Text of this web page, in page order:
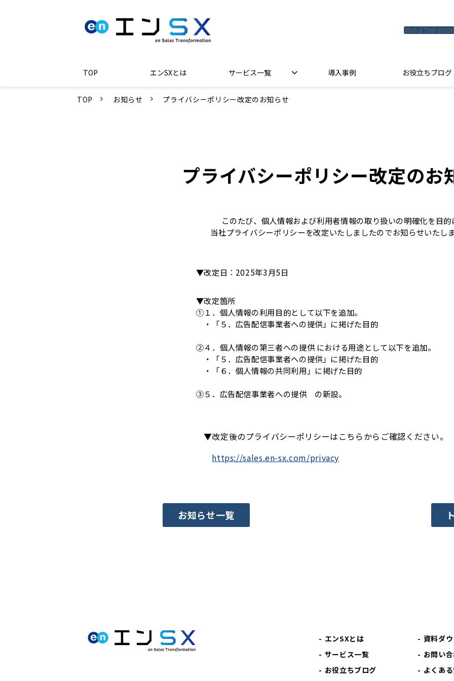
050-1790-6300
TOP エンSXとは サービス一覧 導入事例 お役立ちブログ
TOP お知らせ プライバシーポリシー改定のお知らせ
プライバシーポリシー改定のお
このたび、個人情報および利用者情報の取り扱いの明確化を目的
当社プライバシーポリシーを改定いたしましたのでお知らせいたし
▼改定日：2025年3月5日
▼改定箇所
①１．個人情報の利用目的として以下を追加。
・「５．広告配信事業者への提供」に掲げた目的
②４．個人情報の第三者への提供 における用途として以下を追加。
・「５．広告配信事業者への提供」に掲げた目的
・「６．個人情報の共同利用」に掲げた目的
③５．広告配信事業者への提供 の新設。
▼改定後のプライバシーポリシーはこちらからご確認ください。
https://sales.en-sx.com/privacy
お知らせ一覧
エンSXとは
サービス一覧
お役立ちブログ
資料ダ
お問い
よくあ